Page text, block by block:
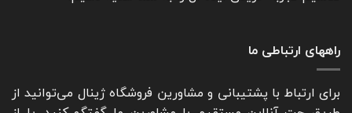
راههای ارتباطی ما
برای ارتباط با پشتیبانی و مشاورین فروشگاه ژینال می‌توانید از